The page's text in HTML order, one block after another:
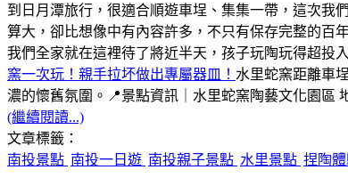
到日月潭旅行，很適合順遊車埕、集集一帶，這次我
算大，卻比想像中有內容許多，不只有保存完整的百
我們全家就在這裡待了將近半天，孩子玩陶玩得超投
窯一次玩！親手拉坏做出專屬器皿！ 水里蛇窯距離車
濃的懷舊氛圍。📍景點資訊｜水里蛇窯陶藝文化園區
(繼續閱讀...)
文章標籤：
南投景點 南投一日遊 南投親子景點 水里景點 捏陶